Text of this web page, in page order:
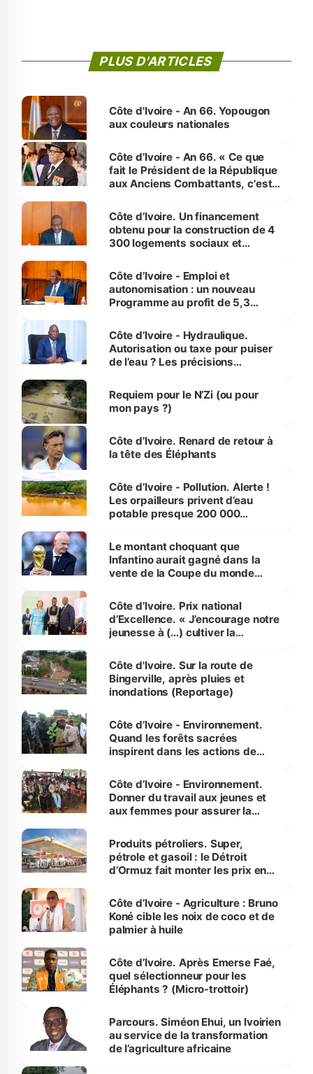
PLUS D'ARTICLES
Côte d'Ivoire - An 66. Yopougon
aux couleurs nationales
Côte d’Ivoire - An 66. « Ce que
fait le Président de la République
aux Anciens Combattants, c'est
Côte d’Ivoire. Un financement
obtenu pour la construction de 4
300 logements sociaux et
et Yamoussoukro
Côte d’Ivoire - Emploi et
autonomisation : un nouveau
Programme au profit de 5,3
Côte d’Ivoire - Hydraulique.
Autorisation ou taxe pour puiser
de l’eau ? Les précisions
Requiem pour le N’Zi (ou pour
mon pays ?)
Côte d’Ivoire. Renard de retour à
la tête des Éléphants
Côte d’Ivoire - Pollution. Alerte !
Les orpailleurs privent d’eau
potable presque 200 000
Le montant choquant que
Infantino aurait gagné dans la
vente de la Coupe du monde
Côte d’Ivoire. Prix national
d’Excellence. « J’encourage notre
jeunesse à (…) cultiver la
(Alassane Ouattara
Côte d'Ivoire. Sur la route de
Bingerville, après pluies et
inondations (Reportage)
Côte d’Ivoire - Environnement.
Quand les forêts sacrées
inspirent dans les actions de
Côte d’Ivoire - Environnement.
Donner du travail aux jeunes et
aux femmes pour assurer la
menacées
Produits pétroliers. Super,
pétrole et gasoil : le Détroit
d’Ormuz fait monter les prix en
Côte d’Ivoire - Agriculture : Bruno
Koné cible les noix de coco et de
palmier à huile
Côte d’Ivoire. Après Emerse Faé,
quel sélectionneur pour les
Éléphants ? (Micro-trottoir)
Parcours. Siméon Ehui, un Ivoirien
au service de la transformation
de l’agriculture africaine